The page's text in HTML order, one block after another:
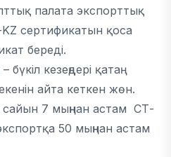
палата экспорттық
сертификатын қоса
береді.
кезеңдері қатаң
айта кеткен жөн.
7 мыңнан астам СТ-
50 мыңнан астам